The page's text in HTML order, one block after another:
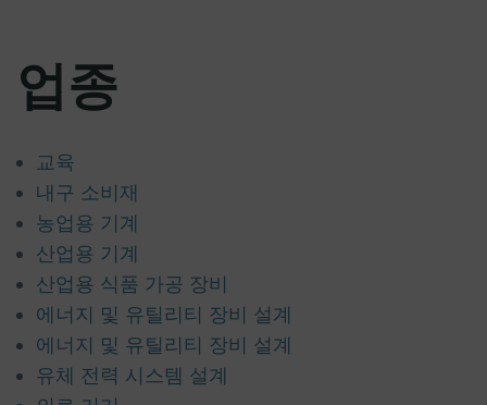
업종
교육
내구 소비재
농업용 기계
산업용 기계
산업용 식품 가공 장비
에너지 및 유틸리티 장비 설계
에너지 및 유틸리티 장비 설계
유체 전력 시스템 설계